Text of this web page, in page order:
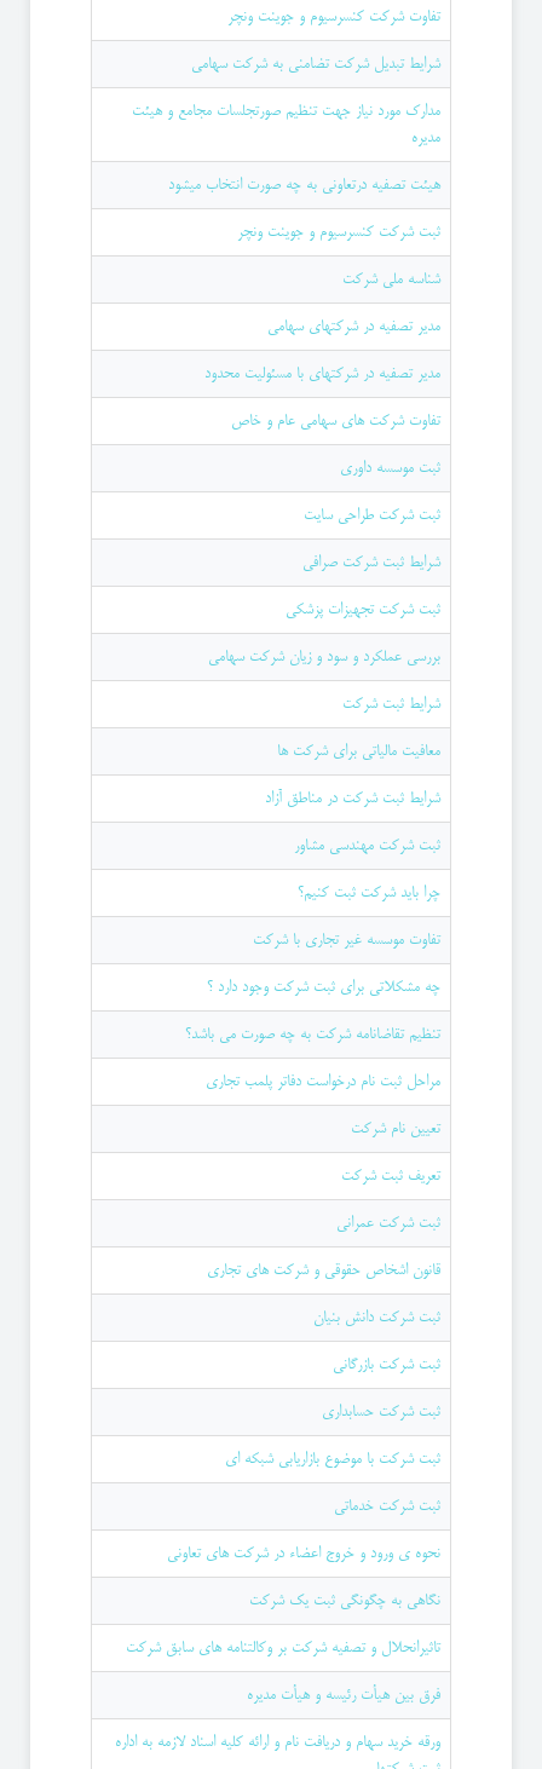
تفاوت شرکت کنسرسیوم و جوینت ونچر
شرایط تبدیل شرکت تضامنی به شرکت سهامی
مدارک مورد نیاز جهت تنظیم صورتجلسات مجامع و هیئت
مدیره
هیئت تصفیه درتعاونی به چه صورت انتخاب میشود
ثبت شرکت کنسرسیوم و جوینت ونچر
شناسه ملی شرکت
مدیر تصفیه در شرکتهای سهامی
مدیر تصفیه در شرکتهای با مسئولیت محدود
تفاوت شرکت های سهامی عام و خاص
ثبت موسسه داوری
ثبت شرکت طراحی سایت
شرایط ثبت شرکت صرافی
ثبت شرکت تجهیزات پزشکی
بررسی عملکرد و سود و زیان شرکت سهامی
شرایط ثبت شرکت
معافیت مالیاتی برای شرکت ها
شرایط ثبت شرکت در مناطق آزاد
ثبت شرکت مهندسی مشاور
چرا باید شرکت ثبت کنیم؟
تفاوت موسسه غیر تجاری با شرکت
چه مشکلاتی برای ثبت شرکت وجود دارد ؟
تنظیم تقاضانامه شرکت به چه صورت می باشد؟
مراحل ثبت نام درخواست دفاتر پلمب تجاری
تعیین نام شرکت
تعریف ثبت شرکت
ثبت شرکت عمرانی
قانون اشخاص حقوقی و شرکت های تجاری
ثبت شرکت دانش بنیان
ثبت شرکت بازرگانی
ثبت شرکت حسابداری
ثبت شرکت با موضوع بازاریابی شبکه ای
ثبت شرکت خدماتی
نحوه ی ورود و خروج اعضاء در شرکت های تعاونی
نگاهی به چگونگی ثبت یک شرکت
تاثیرانحلال و تصفیه شرکت بر وکالتنامه های سابق شرکت
فرق بين هيأت رئيسه و هيأت مديره
ورقه خرید سهام و دریافت نام و ارائه کلیه اسناد لازمه به اداره